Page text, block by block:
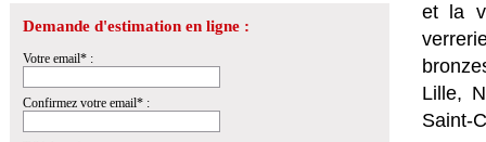
Demande d'estimation en ligne :
Votre email* :
Confirmez votre email* :
et la
Lille,
Saint-